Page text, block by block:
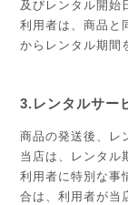
及びレンタル開始
利用者は、商品と
からレンタル期間
3.レンタルサー
商品の発送後、レ
当店は、レンタル
利用者に特別な事
合は、利用者が当